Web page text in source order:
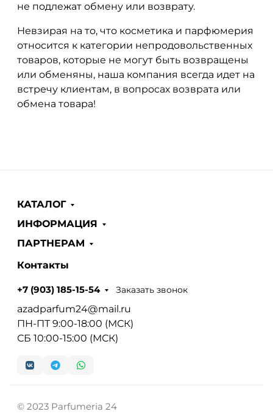
не подлежат обмену или возврату.
Невзирая на то, что косметика и парфюмерия
относится к категории непродовольственных
товаров, которые не могут быть возвращены
или обменяны, наша компания всегда идет на
встречу клиентам, в вопросах возврата или
обмена товара!
КАТАЛОГ
ИНФОРМАЦИЯ
ПАРТНЕРАМ
Контакты
+7 (903) 185-15-54 Заказать звонок
azadparfum24@mail.ru
ПН-ПТ 9:00-18:00 (МСК)
СБ 10:00-15:00 (МСК)
© 2023 Parfumeria 24